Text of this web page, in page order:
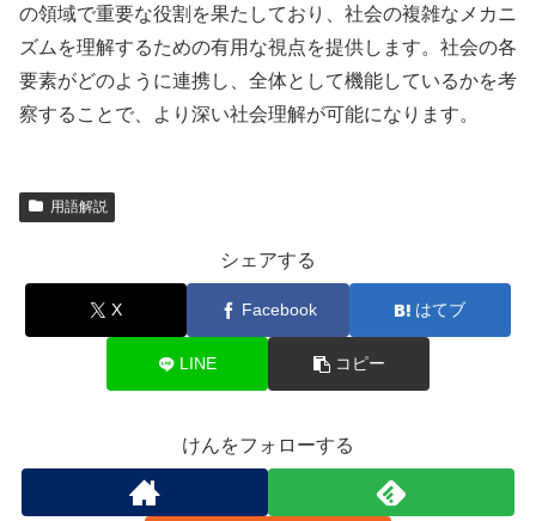
の領域で重要な役割を果たしており、社会の複雑なメカニ
ズムを理解するための有用な視点を提供します。社会の各
要素がどのように連携し、全体として機能しているかを考
察することで、より深い社会理解が可能になります。
用語解説
シェアする
X Facebook はてブ
LINE コピー
けんをフォローする